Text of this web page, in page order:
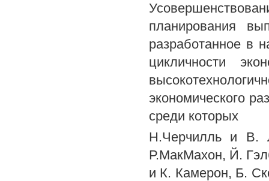
планирования
разработанное в
цикличности
экономического
среди которых
Н.Черчилль и В.
Р.МакМахон, Й.
и К. Камерон, Б.